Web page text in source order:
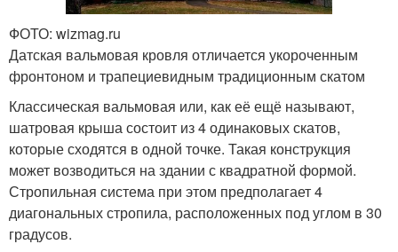
ФОТО: wizmag.ru
Датская вальмовая кровля отличается укороченным
фронтоном и трапециевидным традиционным скатом
Классическая вальмовая или, как её ещё называют,
шатровая крыша состоит из 4 одинаковых скатов,
которые сходятся в одной точке. Такая конструкция
может возводиться на здании с квадратной формой.
Стропильная система при этом предполагает 4
диагональных стропила, расположенных под углом в 30
градусов.